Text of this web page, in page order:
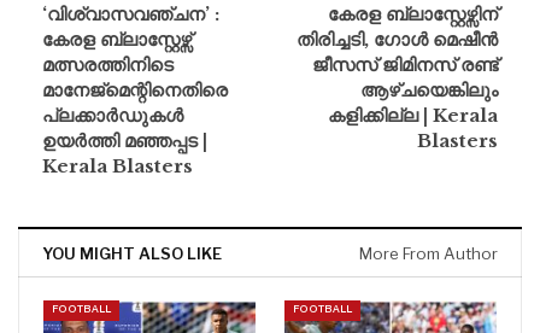
‘വിശ്വാസവഞ്ചന’ :
കേരള ബ്ലാസ്റ്റേഴ്സ്
മത്സരത്തിനിടെ
മാനേജ്‌മെന്റിനെതിരെ
പ്ലക്കാർഡുകൾ
ഉയർത്തി മഞ്ഞപ്പട |
Kerala Blasters
കേരള ബ്ലാസ്റ്റേഴ്സിന്
തിരിച്ചടി, ഗോൾ മെഷീൻ
ജീസസ് ജിമിനസ് രണ്ട്
ആഴ്ചയെങ്കിലും
കളിക്കില്ല | Kerala
Blasters
YOU MIGHT ALSO LIKE More From Author
FOOTBALL FOOTBALL